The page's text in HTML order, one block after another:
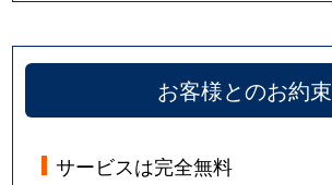
お客様とのお約束
サービスは完全無料